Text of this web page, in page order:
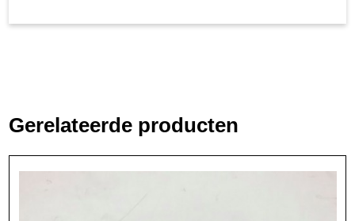
Gerelateerde producten